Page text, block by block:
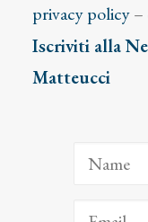
privacy policy–
Iscriviti alla
Matteucci